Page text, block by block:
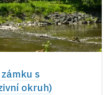
s
okruh)